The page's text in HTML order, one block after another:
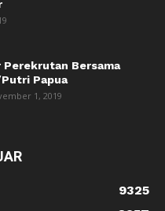
Perekrutan Bersama
Papua
1, 2019
9325